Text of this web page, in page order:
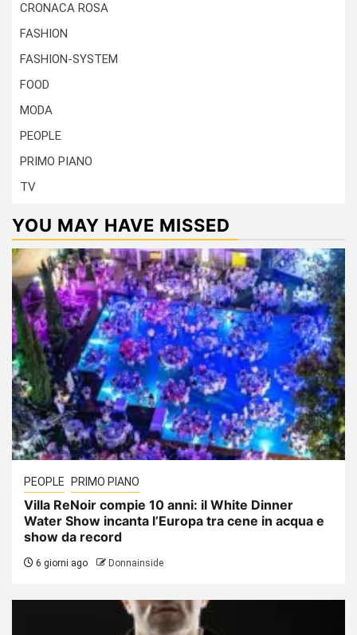
CRONACA ROSA
FASHION
FASHION-SYSTEM
FOOD
MODA
PEOPLE
PRIMO PIANO
TV
YOU MAY HAVE MISSED
PEOPLE PRIMO PIANO
Villa ReNoir compie 10 anni: il White Dinner
Water Show incanta l’Europa tra cene in acqua e
show da record
6 giorni ago Donnainside